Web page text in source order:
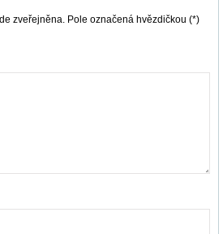
zveřejněna. Pole označená hvězdičkou (*)